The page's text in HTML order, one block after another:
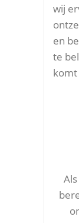
wij
en
te
komt